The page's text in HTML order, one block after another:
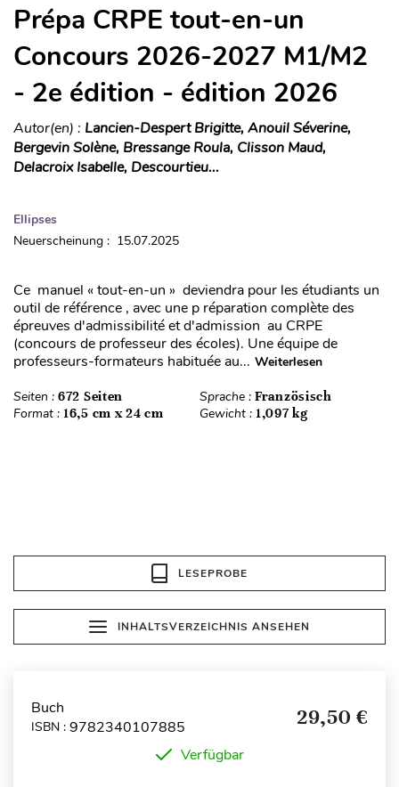
Prépa CRPE tout-en-un
Concours 2026-2027 M1/M2
- 2e édition - édition 2026
Autor(en) : Lancien-Despert Brigitte, Anouil Séverine,
Bergevin Solène, Bressange Roula, Clisson Maud,
Delacroix Isabelle, Descourtieu...
Ellipses
Neuerscheinung : 15.07.2025
Ce manuel « tout-en-un » deviendra pour les étudiants un
outil de référence , avec une p réparation complète des
épreuves d'admissibilité et d'admission au CRPE
(concours de professeur des écoles). Une équipe de
professeurs-formateurs habituée au... Weiterlesen
Seiten : 672 Seiten Sprache : Französisch
Format : 16,5 cm x 24 cm Gewicht : 1,097 kg
LESEPROBE
INHALTSVERZEICHNIS ANSEHEN
Buch
ISBN : 9782340107885 29,50 €
Verfügbar